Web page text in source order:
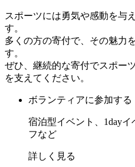
スポーツには勇気や感動を与
す。
多くの方の寄付で、その魅力
す。
ぜひ、継続的な寄付でスポー
を支えてください。
ボランティアに参加する
宿泊型イベント、1day
フなど
詳しく見る